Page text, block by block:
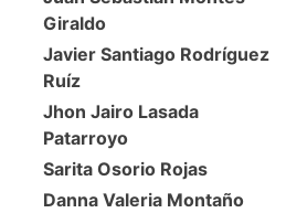
Giraldo
Javier Santiago Rodríguez
Ruíz
Jhon Jairo Lasada
Patarroyo
Sarita Osorio Rojas
Danna Valeria Montaño